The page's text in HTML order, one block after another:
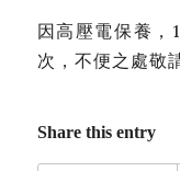
因高壓電保養
次，不便之處敬
Share this entry